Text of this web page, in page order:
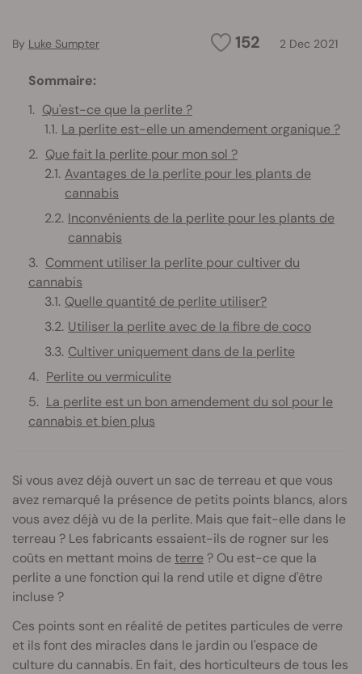
152 2 Dec 2021
By Luke Sumpter
Sommaire:
Qu'est-ce que la perlite ?
La perlite est-elle un amendement organique ?
Que fait la perlite pour mon sol ?
Avantages de la perlite pour les plants de
cannabis
Inconvénients de la perlite pour les plants de
cannabis
Comment utiliser la perlite pour cultiver du
cannabis
Quelle quantité de perlite utiliser?
Utiliser la perlite avec de la fibre de coco
Cultiver uniquement dans de la perlite
Perlite ou vermiculite
La perlite est un bon amendement du sol pour le
cannabis et bien plus
Si vous avez déjà ouvert un sac de terreau et que vous
avez remarqué la présence de petits points blancs, alors
vous avez déjà vu de la perlite. Mais que fait-elle dans le
terreau ? Les fabricants essaient-ils de rogner sur les
coûts en mettant moins deterre? Ou est-ce que la
perlite a une fonction qui la rend utile et digne d'être
incluse ?
Ces points sont en réalité de petites particules de verre
et ils font des miracles dans le jardin ou l'espace de
culture du cannabis. En fait, des horticulteurs de tous les